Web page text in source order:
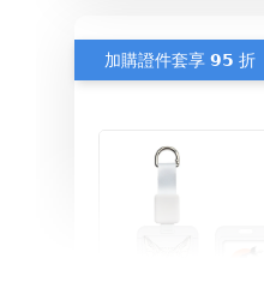
加購證件套享 𝟵𝟱 折